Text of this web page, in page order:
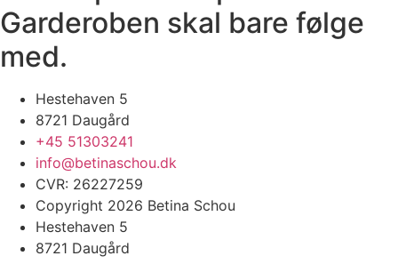
Garderoben skal bare følge
med.
Hestehaven 5
8721 Daugård
+45 51303241
info@betinaschou.dk
CVR: 26227259
Copyright 2026 Betina Schou
Hestehaven 5
8721 Daugård